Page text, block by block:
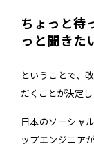
ちょっと待
っと聞きた
ということで、
だくことが決定し
日本のソーシャ
ップエンジニア